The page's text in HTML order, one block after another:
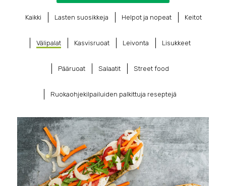
Kaikki Lasten suosikkeja Helpot ja nopeat Keitot
Välipalat Kasvisruoat Leivonta Lisukkeet
Pääruoat Salaatit Street food
Ruokaohjekilpailuiden palkittuja reseptejä